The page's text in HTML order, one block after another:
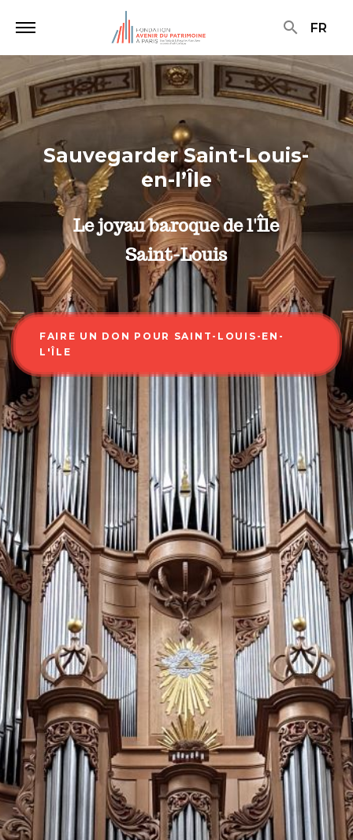
search FR
Sauvegarder Saint-Louis-
en-l’Île
Le joyau baroque de l'Île
Saint-Louis
FAIRE UN DON POUR SAINT-LOUIS-EN-
L'ÎLE